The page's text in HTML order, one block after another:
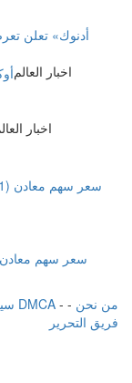
اخبار العالم
اخبار
حقوق الملكية الفكرية DMCA - من نحن -
فريق التحرير